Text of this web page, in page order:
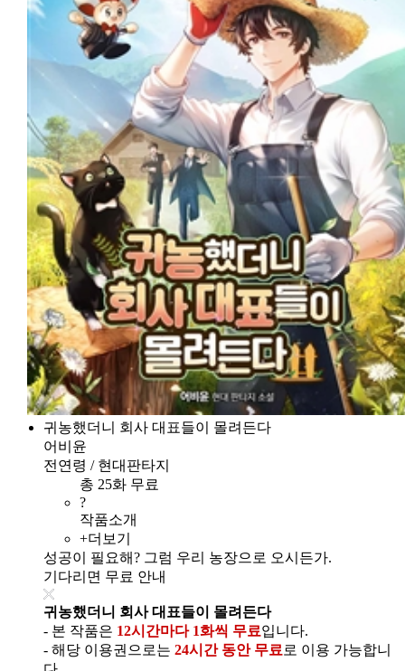
귀농했더니 회사 대표들이 몰려든다
어비윤
전연령 / 현대판타지
총 25화 무료
?
작품소개
+더보기
성공이 필요해? 그럼 우리 농장으로 오시든가.
기다리면 무료 안내
귀농했더니 회사 대표들이 몰려든다
- 본 작품은 12시간마다 1화씩 무료입니다.
- 해당 이용권으로는 24시간 동안 무료 로 이용 가능합니